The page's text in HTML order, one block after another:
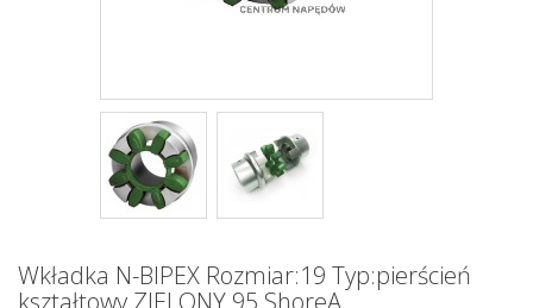
Wkładka N-BIPEX Rozmiar:19 Typ:pierścień
kształtowy ZIELONY 95 ShoreA